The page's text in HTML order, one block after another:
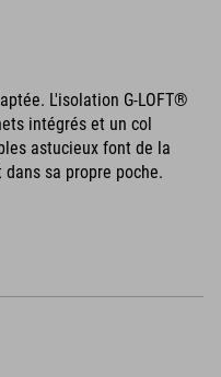
L'isolation G-LOFT®
intégrés et un col
astucieux font de la
sa propre poche.